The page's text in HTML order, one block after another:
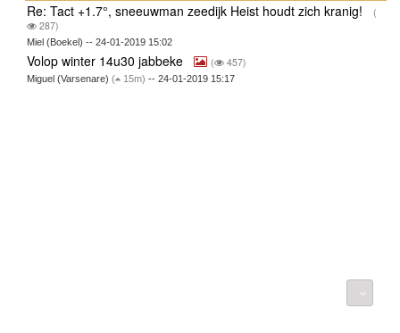
Re: Tact +1.7°, sneeuwman zeedijk Heist houdt zich kranig!
(
287)
Miel (Boekel) -- 24-01-2019 15:02
Volop winter 14u30 jabbeke ( 457)
Miguel (Varsenare) ( 15m) -- 24-01-2019 15:17